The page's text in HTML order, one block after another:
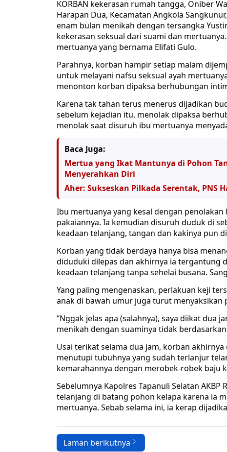
KORBAN kekerasan rumah tangga, Oniber
Harapan Dua, Kecamatan Angkola
enam bulan menikah dengan tersangka
kekerasan seksual dari suami dan
mertuanya yang bernama Elifati Gulo.
Parahnya, korban hampir setiap malam
untuk melayani nafsu seksual ayah
menonton korban dipaksa berhubungan
Karena tak tahan terus menerus dijadikan
sebelum kejadian itu, menolak dipaksa
menolak saat disuruh ibu mertuanya
Baca Juga:
Mertua yang Ikat Mantunya di Pohon
Menyerahkan Diri
Aher: Sukseskan Pilkada Serentak, PNS
Ibu mertuanya yang kesal dengan
pakaiannya. Ia kemudian disuruh duduk di
keadaan telanjang, tangan dan kakinya pun
Korban yang tidak berdaya hanya bisa
diduduki dilepas dan akhirnya ia tergantung
keadaan telanjang tanpa sehelai busana.
Yang paling mengenaskan, perlakuan keji
anak di bawah umur juga turut menyaksikan
“Nggak jelas apa (salahnya), saya diikat dua
menikah dengan suaminya tidak
Usai terikat selama dua jam, korban
menutupi tubuhnya yang sudah terlanjur
kemarahannya dengan merobek-robek baju
Sebelumnya Kapolres Tapanuli Selatan
telanjang di batang pohon kelapa karena ia
mertuanya. Sebab selama ini, ia kerap
Laman berikutnya